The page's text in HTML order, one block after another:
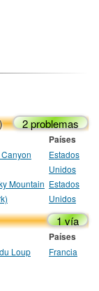
2 problemas
Países
Estados
Unidos
Mountain Estados
Unidos
1 vía
Países
Loup
Francia